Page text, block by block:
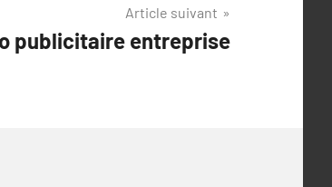
Article suivant
publicitaire entreprise